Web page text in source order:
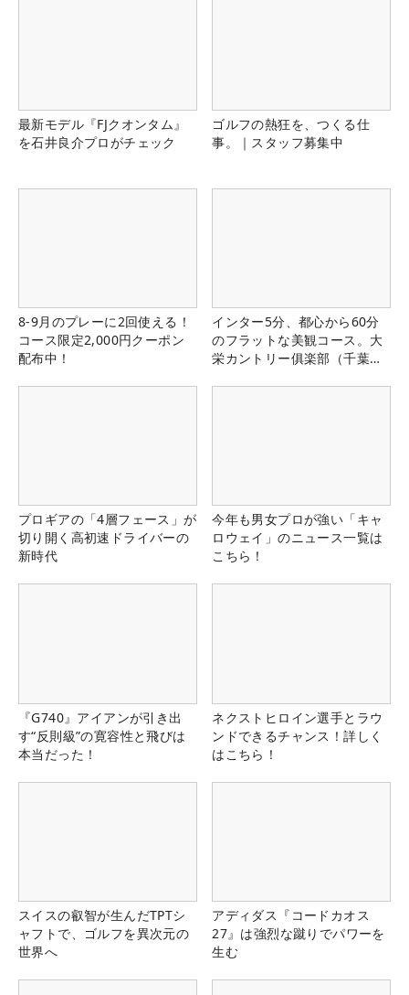
最新モデル『FJクオンタム』
を石井良介プロがチェック
ゴルフの熱狂を、つくる仕
事。｜スタッフ募集中
8-9月のプレーに2回使える！
コース限定2,000円クーポン
配布中！
インター5分、都心から60分
のフラットな美観コース。大
栄カントリー俱楽部（千葉
プロギアの「4層フェース」が
切り開く高初速ドライバーの
新時代
今年も男女プロが強い「キャ
ロウェイ」のニュース一覧は
こちら！
『G740』アイアンが引き出
す“反則級”の寛容性と飛びは
本当だった！
ネクストヒロイン選手とラウ
ンドできるチャンス！詳しく
はこちら！
スイスの叡智が生んだTPTシ
ャフトで、ゴルフを異次元の
世界へ
アディダス『コードカオス
27』は強烈な蹴りでパワーを
生む